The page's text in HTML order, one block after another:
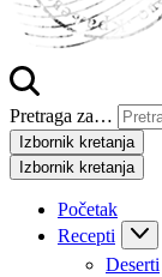
Pretraga za…
Izbornik kretanja
Izbornik kretanja
Početak
Recepti
Deserti